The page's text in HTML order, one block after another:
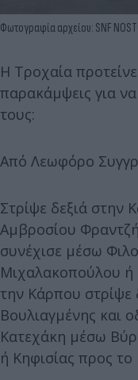
Φωτογραφία αρχείου: SNF
Η Τροχαία
παρακάμψεις για
τους:
Από Λεωφόρο
Στρίψε δεξιά στην
Αμβροσίου
συνέχισε μέσω
Μιχαλακοπούλου ή
την Κάρπου
Βουλιαγμένης και
Κατεχάκη μέσω
ή Κηφισίας προς το